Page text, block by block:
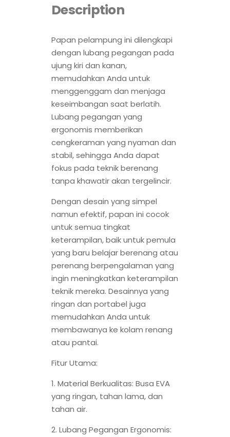
Description
Papan pelampung ini dilengkapi
dengan lubang pegangan pada
ujung kiri dan kanan,
memudahkan Anda untuk
menggenggam dan menjaga
keseimbangan saat berlatih.
Lubang pegangan yang
ergonomis memberikan
cengkeraman yang nyaman dan
stabil, sehingga Anda dapat
fokus pada teknik berenang
tanpa khawatir akan tergelincir.
Dengan desain yang simpel
namun efektif, papan ini cocok
untuk semua tingkat
keterampilan, baik untuk pemula
yang baru belajar berenang atau
perenang berpengalaman yang
ingin meningkatkan keterampilan
teknik mereka. Desainnya yang
ringan dan portabel juga
memudahkan Anda untuk
membawanya ke kolam renang
atau pantai.
Fitur Utama:
1. Material Berkualitas: Busa EVA
yang ringan, tahan lama, dan
tahan air.
2. Lubang Pegangan Ergonomis: